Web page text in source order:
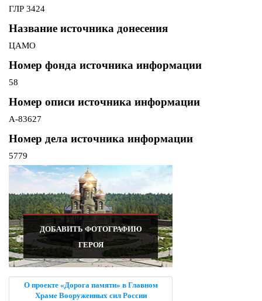
ГЛР 3424
Название источника донесения
ЦАМО
Номер фонда источника информации
58
Номер описи источника информации
А-83627
Номер дела источника информации
5779
ДОБАВИТЬ ФОТОГРАФИЮ
ГЕРОЯ
О проекте «Дорога памяти» в Главном
Храме Вооруженных сил России